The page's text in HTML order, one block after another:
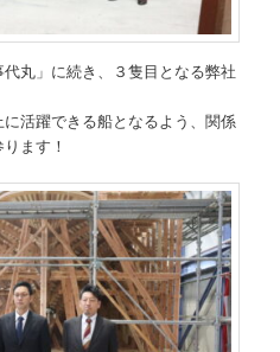
丸」に続き、３隻目となる弊社
活躍できる船となるよう、関係
ます！